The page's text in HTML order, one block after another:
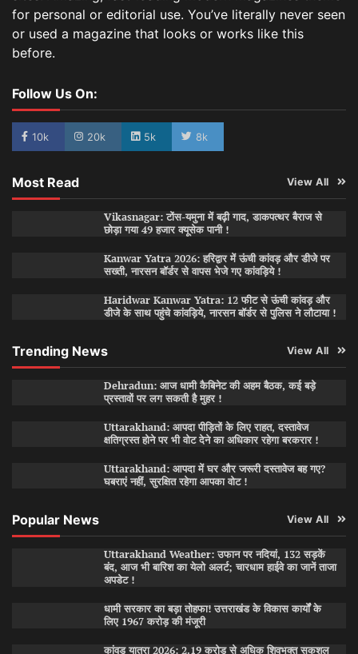
for personal or editorial use. You’ve literally never seen
or used a magazine that looks or works like this
before.
Follow Us On:
10k 20k 5k 8k
Most Read View All
Vikasnagar: टोंस-यमुना में बढ़ी गाद, डाकपत्थर बैराज से
छोड़ा गया 49 हजार क्यूसेक पानी !
Kanwar Yatra 2026: हरिद्वार में ऊंची कांवड़ और डीजे पर
सख्ती, नारसन बॉर्डर से वापस भेजे गए कांवड़िये !
Haridwar Kanwar Yatra: 12 फीट से ऊंची कांवड़ और
डीजे के साथ पहुंचे कांवड़िये, नारसन बॉर्डर से पुलिस ने लौटाया !
Trending News View All
Dehradun: आज धामी कैबिनेट की अहम बैठक, कई बड़े
प्रस्तावों पर लग सकती है मुहर !
Uttarakhand: आपदा पीड़ितों के लिए राहत, दस्तावेज
क्षतिग्रस्त होने पर भी वोट देने का अधिकार रहेगा बरकरार !
Uttarakhand: आपदा में घर और जरूरी दस्तावेज बह गए?
घबराएं नहीं, सुरक्षित रहेगा आपका वोट !
Popular News View All
Uttarakhand Weather: उफान पर नदियां, 132 सड़कें
बंद, आज भी बारिश का येलो अलर्ट; चारधाम हाईवे का जानें ताजा
अपडेट !
धामी सरकार का बड़ा तोहफा! उत्तराखंड के विकास कार्यों के
लिए 1967 करोड़ की मंजूरी
कांवड़ यात्रा 2026: 2.19 करोड़ से अधिक शिवभक्त सकुशल